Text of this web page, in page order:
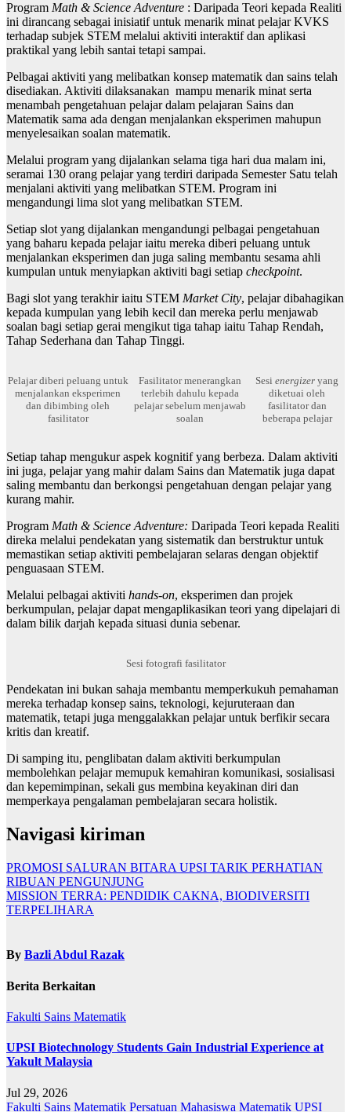
Program Math & Science Adventure : Daripada Teori kepada Realiti
ini dirancang sebagai inisiatif untuk menarik minat pelajar KVKS
terhadap subjek STEM melalui aktiviti interaktif dan aplikasi
praktikal yang lebih santai tetapi sampai.
Pelbagai aktiviti yang melibatkan konsep matematik dan sains telah
disediakan. Aktiviti dilaksanakan mampu menarik minat serta
menambah pengetahuan pelajar dalam pelajaran Sains dan
Matematik sama ada dengan menjalankan eksperimen mahupun
menyelesaikan soalan matematik.
Melalui program yang dijalankan selama tiga hari dua malam ini,
seramai 130 orang pelajar yang terdiri daripada Semester Satu telah
menjalani aktiviti yang melibatkan STEM. Program ini
mengandungi lima slot yang melibatkan STEM.
Setiap slot yang dijalankan mengandungi pelbagai pengetahuan
yang baharu kepada pelajar iaitu mereka diberi peluang untuk
menjalankan eksperimen dan juga saling membantu sesama ahli
kumpulan untuk menyiapkan aktiviti bagi setiap checkpoint.
Bagi slot yang terakhir iaitu STEM Market City, pelajar dibahagikan
kepada kumpulan yang lebih kecil dan mereka perlu menjawab
soalan bagi setiap gerai mengikut tiga tahap iaitu Tahap Rendah,
Tahap Sederhana dan Tahap Tinggi.
Pelajar diberi peluang untuk
menjalankan eksperimen
dan dibimbing oleh
fasilitator
Fasilitator menerangkan
terlebih dahulu kepada
pelajar sebelum menjawab
soalan
Sesienergizer yang
diketuai oleh
fasilitator dan
beberapa pelajar
Setiap tahap mengukur aspek kognitif yang berbeza. Dalam aktiviti
ini juga, pelajar yang mahir dalam Sains dan Matematik juga dapat
saling membantu dan berkongsi pengetahuan dengan pelajar yang
kurang mahir.
Program Math & Science Adventure: Daripada Teori kepada Realiti
direka melalui pendekatan yang sistematik dan berstruktur untuk
memastikan setiap aktiviti pembelajaran selaras dengan objektif
penguasaan STEM.
Melalui pelbagai aktiviti hands-on, eksperimen dan projek
berkumpulan, pelajar dapat mengaplikasikan teori yang dipelajari di
dalam bilik darjah kepada situasi dunia sebenar.
Sesi fotografi fasilitator
Pendekatan ini bukan sahaja membantu memperkukuh pemahaman
mereka terhadap konsep sains, teknologi, kejuruteraan dan
matematik, tetapi juga menggalakkan pelajar untuk berfikir secara
kritis dan kreatif.
Di samping itu, penglibatan dalam aktiviti berkumpulan
membolehkan pelajar memupuk kemahiran komunikasi, sosialisasi
dan kepemimpinan, sekali gus membina keyakinan diri dan
memperkaya pengalaman pembelajaran secara holistik.
Navigasi kiriman
PROMOSI SALURAN BITARA UPSI TARIK PERHATIAN
RIBUAN PENGUNJUNG
MISSION TERRA: PENDIDIK CAKNA, BIODIVERSITI
TERPELIHARA
By Bazli Abdul Razak
Berita Berkaitan
Fakulti Sains Matematik
UPSI Biotechnology Students Gain Industrial Experience at
Yakult Malaysia
Jul 29, 2026
Fakulti Sains Matematik Persatuan Mahasiswa Matematik UPSI